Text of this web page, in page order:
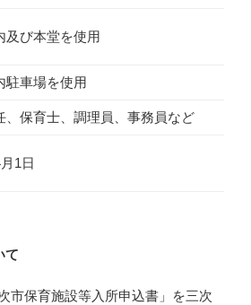
及び本堂を使用
駐車場を使用
、保育士、調理員、事務員など
1日
て
市保育施設等入所申込書」を三次